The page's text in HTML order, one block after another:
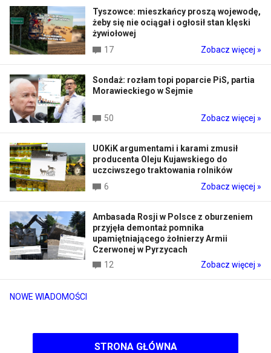
NOWE WIADOMOŚCI
Tyszowce: mieszkańcy proszą wojewodę,
żeby się nie ociągał i ogłosił stan klęski
żywiołowej
17
Zobacz więcej »
Sondaż: rozłam topi poparcie PiS, partia
Morawieckiego w Sejmie
50 Zobacz więcej »
UOKiK argumentami i karami zmusił
producenta Oleju Kujawskiego do
uczciwszego traktowania rolników
6
Zobacz więcej »
Ambasada Rosji w Polsce z oburzeniem
przyjęła demontaż pomnika
upamiętniającego żołnierzy Armii
Czerwonej w Pyrzycach
12
Zobacz więcej »
STRONA GŁÓWNA